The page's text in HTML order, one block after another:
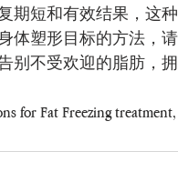
期短和有效结果，这
体塑形目标的方法，
别不受欢迎的脂肪，拥
for Fat Freezing treatment,